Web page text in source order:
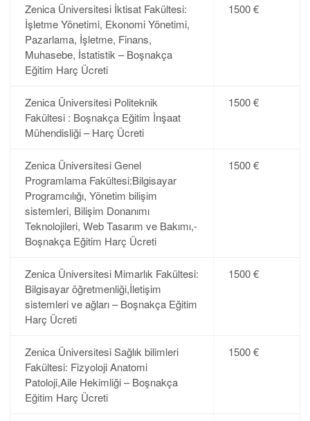
Zenica Üniversitesi İktisat Fakültesi:
İşletme Yönetimi, Ekonomi Yönetimi,
Pazarlama, İşletme, Finans,
Muhasebe, İstatistik – Boşnakça
Eğitim Harç Ücreti
1500 €
Zenica Üniversitesi Politeknik
Fakültesi : Boşnakça Eğitim İnşaat
Mühendisliği – Harç Ücreti
1500 €
Zenica Üniversitesi Genel
Programlama Fakültesi:Bilgisayar
Programcılığı, Yönetim bilişim
sistemleri, Bilişim Donanımı
Teknolojileri, Web Tasarım ve Bakımı,-
Boşnakça Eğitim Harç Ücreti
1500 €
Zenica Üniversitesi Mimarlık Fakültesi:
Bilgisayar öğretmenliği,İletişim
sistemleri ve ağları – Boşnakça Eğitim
Harç Ücreti
1500 €
Zenica Üniversitesi Sağlık bilimleri
Fakültesi: Fizyoloji Anatomi
Patoloji,Aile Hekimliği – Boşnakça
Eğitim Harç Ücreti
1500 €